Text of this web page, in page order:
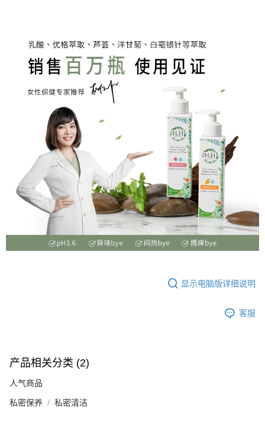
显示电脑版详细说明
客服
产品相关分类 (2)
人气商品
私密保养 私密清洁